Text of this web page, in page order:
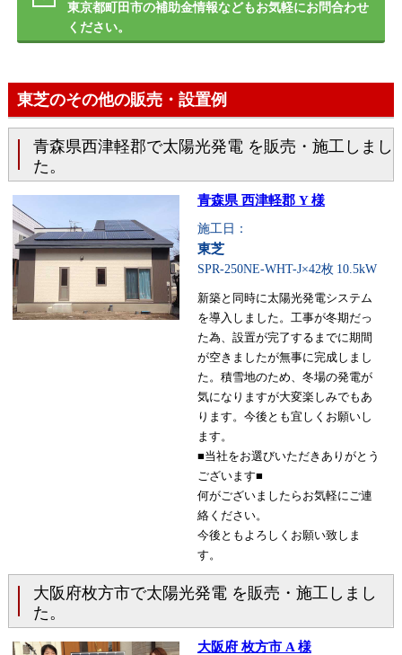
東京都町田市の補助金情報などもお気軽にお問合わせ
ください。
東芝のその他の販売・設置例
青森県西津軽郡で太陽光発電 を販売・施工しまし
た。
青森県 西津軽郡 Y 様
施工日：
東芝
SPR-250NE-WHT-J×42枚 10.5kW
新築と同時に太陽光発電システム
を導入しました。工事が冬期だっ
た為、設置が完了するまでに期間
が空きましたが無事に完成しまし
た。積雪地のため、冬場の発電が
気になりますが大変楽しみでもあ
ります。今後とも宜しくお願いし
ます。
■当社をお選びいただきありがとう
ございます■
何がございましたらお気軽にご連
絡ください。
今後ともよろしくお願い致しま
す。
大阪府枚方市で太陽光発電 を販売・施工しまし
た。
大阪府 枚方市 A 様